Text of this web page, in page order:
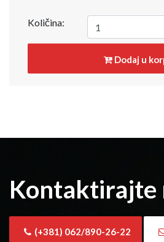
Količina:
Dodaj u
Kontaktirajte
(+381) 062/890-26-22